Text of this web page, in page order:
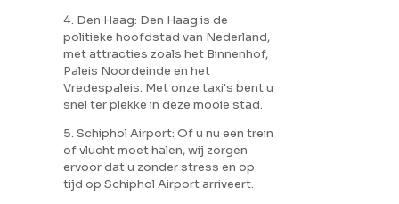
4. Den Haag: Den Haag is de
politieke hoofdstad van Nederland,
met attracties zoals het Binnenhof,
Paleis Noordeinde en het
Vredespaleis. Met onze taxi's bent u
snel ter plekke in deze mooie stad.
5. Schiphol Airport: Of u nu een trein
of vlucht moet halen, wij zorgen
ervoor dat u zonder stress en op
tijd op Schiphol Airport arriveert.